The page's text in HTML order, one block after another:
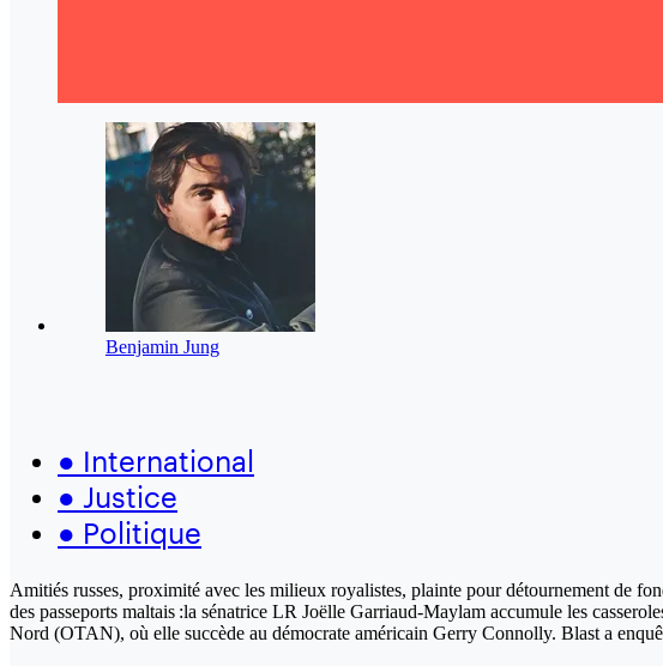
Benjamin Jung
● International
● Justice
● Politique
Amitiés russes, proximité avec les milieux royalistes, plainte pour détournement de
des passeports maltais :la sénatrice LR Joëlle Garriaud-Maylam accumule les
Nord (OTAN), où elle succède au démocrate américain Gerry Connolly. Blast a